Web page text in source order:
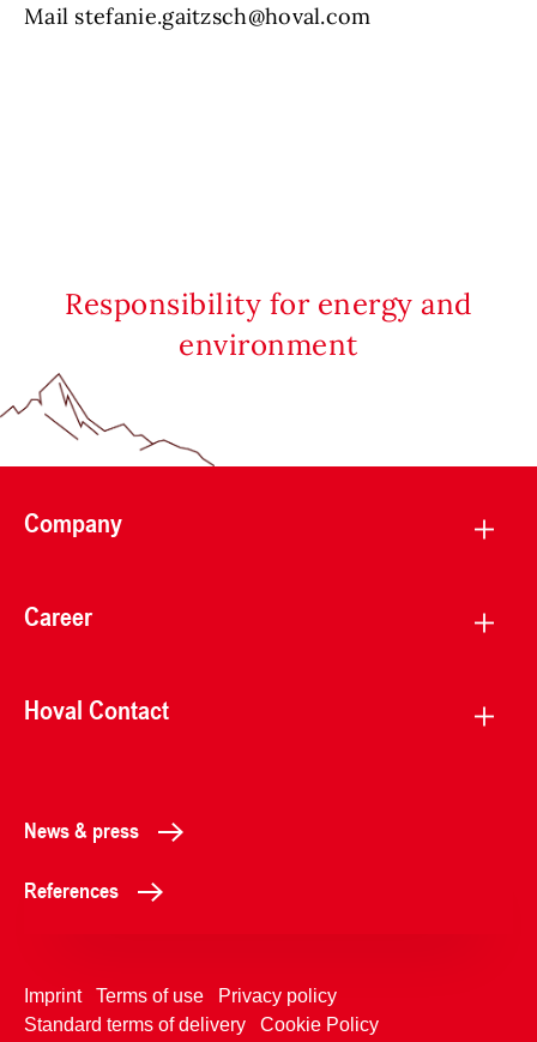
Mail stefanie.gaitzsch@hoval.com
Responsibility for energy and
environment
Company
Career
Hoval Contact
News & press
References
Imprint Terms of use
Privacy policy
Standard terms of delivery
Cookie Policy